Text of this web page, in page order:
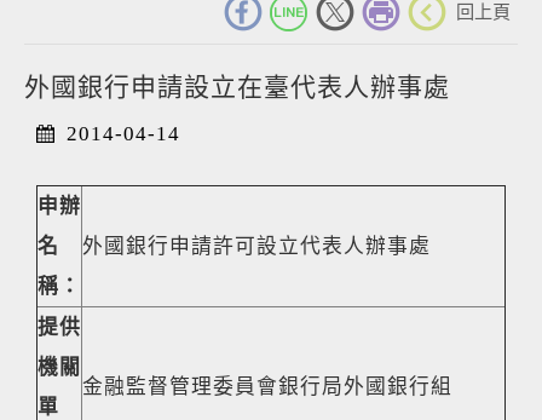
回上頁
外國銀行申請設立在臺代表人辦事處
2014-04-14
申辦
名
稱：
外國銀行申請許可設立代表人辦事處
提供
機關
單
金融監督管理委員會銀行局外國銀行組